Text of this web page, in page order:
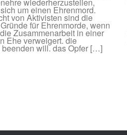
wiederherzustellen,
um einen Ehrenmord.
von Aktivisten sind die
für Ehrenmorde, wenn
Zusammenarbeit in einer
Ehe verweigert. die
beenden will. das Opfer […]